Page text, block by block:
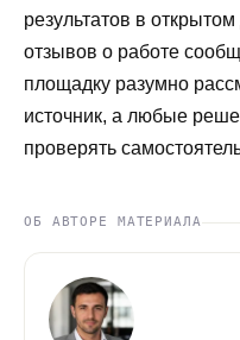
результатов в
отзывов о работе
площадку разумно
источник, а любые
проверять
ОБ АВТОРЕ МАТЕРИАЛА